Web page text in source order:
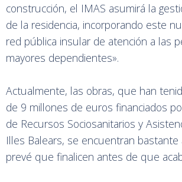
construcción, el IMAS asumirá la
de la residencia, incorporando este
red pública insular de atención a las
mayores dependientes».
Actualmente, las obras, que han
de 9 millones de euros financiados
de Recursos Sociosanitarios y
Illes Balears, se encuentran bastante
prevé que finalicen antes de que